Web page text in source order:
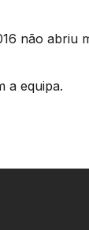
não abriu
a equipa.